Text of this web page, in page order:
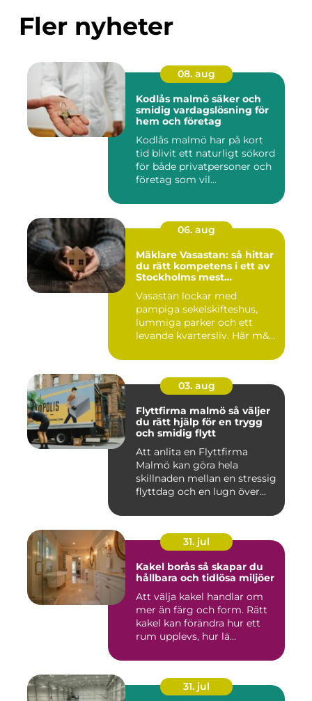
Fler nyheter
08. aug
Kodlås malmö säker och
smidig vardagslösning för
hem och företag
Kodlås malmö har på kort
tid blivit ett naturligt sökord
för både privatpersoner och
företag som vil...
06. aug
Mäklare Vasastan: så hittar
du rätt kompetens i ett av
Stockholms mest
Vasastan lockar med
pampiga sekelskifteshus,
lummiga parker och ett
levande kvartersliv. Här m&...
03. aug
Flyttfirma malmö så väljer
du rätt hjälp för en trygg
och smidig flytt
Att anlita en Flyttfirma
Malmö kan göra hela
skillnaden mellan en stressig
flyttdag och en lugn över...
31. jul
Kakel borås så skapar du
hållbara och tidlösa miljöer
Att välja kakel handlar om
mer än färg och form. Rätt
kakel kan förändra hur ett
rum upplevs, hur lä...
31. jul